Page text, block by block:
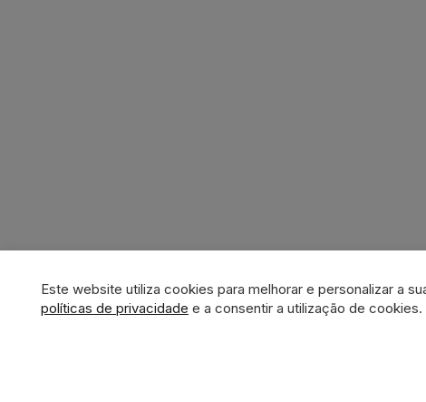
Este website utiliza cookies para melhorar e personalizar a
políticas de privacidade e a consentir a utilização de cookies.